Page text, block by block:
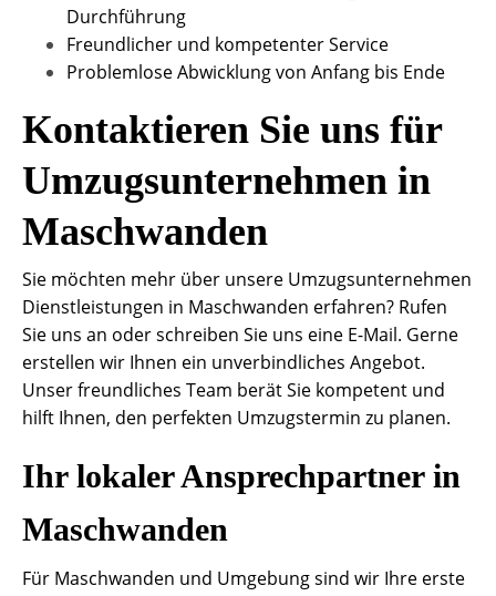
Durchführung
Freundlicher und kompetenter Service
Problemlose Abwicklung von Anfang bis Ende
Kontaktieren Sie uns für
Umzugsunternehmen in
Maschwanden
Sie möchten mehr über unsere Umzugsunternehmen
Dienstleistungen in Maschwanden erfahren? Rufen
Sie uns an oder schreiben Sie uns eine E-Mail. Gerne
erstellen wir Ihnen ein unverbindliches Angebot.
Unser freundliches Team berät Sie kompetent und
hilft Ihnen, den perfekten Umzugstermin zu planen.
Ihr lokaler Ansprechpartner in
Maschwanden
Für Maschwanden und Umgebung sind wir Ihre erste